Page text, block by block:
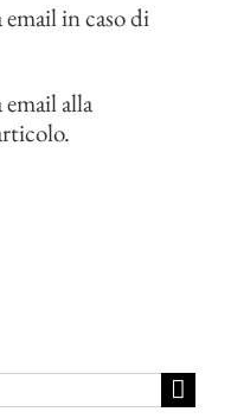
in caso di
alla